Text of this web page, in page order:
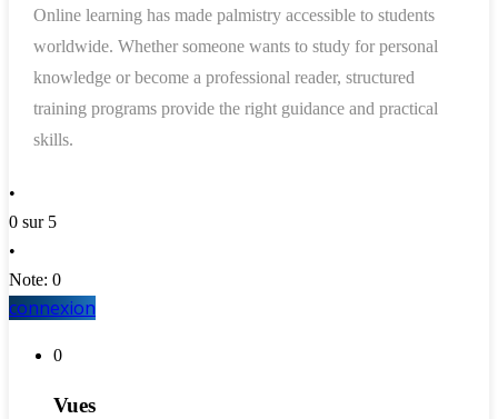
Online learning has made palmistry accessible to students
worldwide. Whether someone wants to study for personal
knowledge or become a professional reader, structured
training programs provide the right guidance and practical
skills.
•
0 sur 5
•
Note: 0
connexion
0
Vues